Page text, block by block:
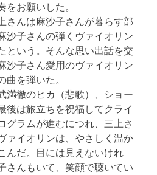
お願いした。
さんは麻沙子さんが暮らす部
沙子さんの弾くヴァイオリン
という。そんな思い出話を交
沙子さん愛用のヴァイオリン
曲を弾いた。
満徹のヒカ（悲歌）、ショー
後は旅立ちを祝福してクライ
グラムが進むにつれ、三上さ
ァイオリンは、やさしく温か
んだ。目には見えないけれ
さんもいて、笑顔で聴いてい